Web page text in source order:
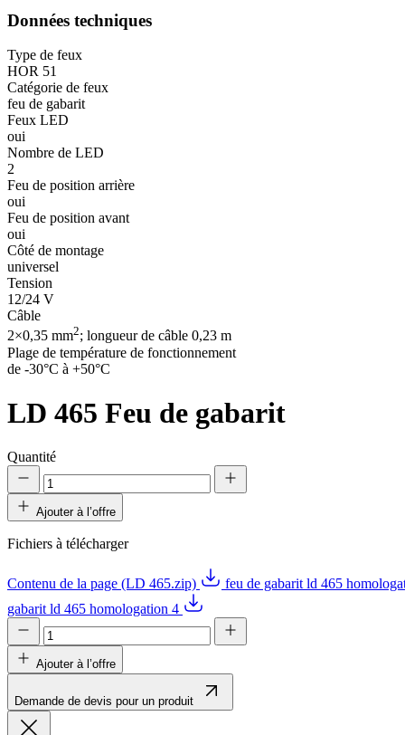
Données techniques
Type de feux
HOR 51
Catégorie de feux
feu de gabarit
Feux LED
oui
Nombre de LED
2
Feu de position arrière
oui
Feu de position avant
oui
Côté de montage
universel
Tension
12/24 V
Câble
2×0,35 mm2; longueur de câble 0,23 m
Plage de température de fonctionnement
de -30°C à +50°C
LD 465 Feu de gabarit
Quantité
Ajouter à l’offre
Fichiers à télécharger
Contenu de la page (LD 465.zip) feu de gabarit ld 465
gabarit ld 465 homologation 4
Ajouter à l’offre
Demande de devis pour un produit